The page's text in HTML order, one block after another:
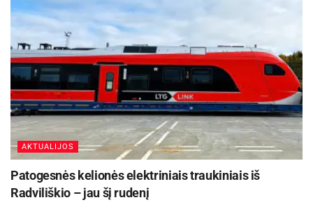
AKTUALIJOS
Patogesnės kelionės elektriniais traukiniais iš
Radviliškio – jau šį rudenį